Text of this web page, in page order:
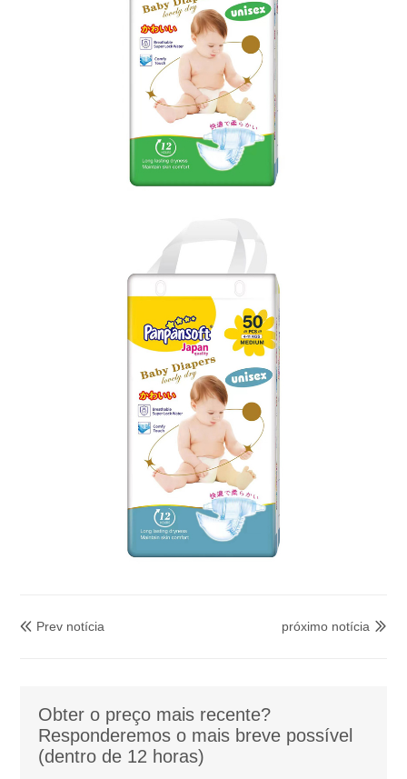
 Prev notícia 
próximo notícia
Obter o preço mais recente?
Responderemos o mais breve possível
(dentro de 12 horas)